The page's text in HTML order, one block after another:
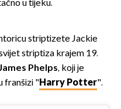
u tijeku.
striptizete Jackie
striptiza krajem 19.
Phelps, koji je
franšizi "Harry Potter".